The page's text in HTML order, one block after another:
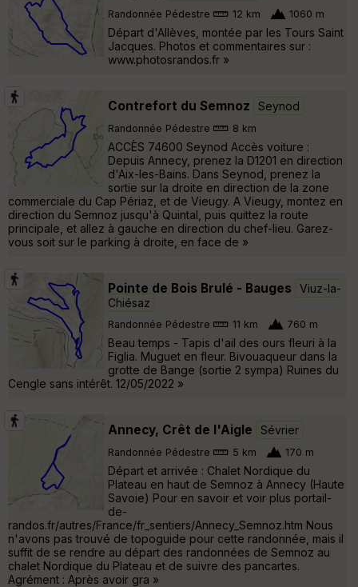
Randonnée Pédestre 12 km 1060 m
Départ d'Allèves, montée par les Tours Saint
Jacques. Photos et commentaires sur :
www.photosrandos.fr »
Contrefort du Semnoz Seynod
Randonnée Pédestre 8 km
ACCÈS 74600 Seynod Accès voiture :
Depuis Annecy, prenez la D1201 en direction
d'Aix-les-Bains. Dans Seynod, prenez la
sortie sur la droite en direction de la zone
commerciale du Cap Périaz, et de Vieugy. A Vieugy, montez en
direction du Semnoz jusqu'à Quintal, puis quittez la route
principale, et allez à gauche en direction du chef-lieu. Garez-
vous soit sur le parking à droite, en face de »
Pointe de Bois Brulé - Bauges
Viuz-la-
Chiésaz
Randonnée Pédestre 11 km 760 m
Beau temps - Tapis d'ail des ours fleuri à la
Figlia. Muguet en fleur. Bivouaqueur dans la
grotte de Bange (sortie 2 sympa) Ruines du
Cengle sans intérêt. 12/05/2022 »
Annecy, Crêt de l'Aigle Sévrier
Randonnée Pédestre 5 km 170 m
Départ et arrivée : Chalet Nordique du
Plateau en haut de Semnoz à Annecy (Haute
Savoie) Pour en savoir et voir plus portail-
de-
randos.fr/autres/France/fr_sentiers/Annecy_Semnoz.htm Nous
n'avons pas trouvé de topoguide pour cette randonnée, mais il
suffit de se rendre au départ des randonnées de Semnoz au
chalet Nordique du Plateau et de suivre des pancartes.
Agrément : Après avoir gra »